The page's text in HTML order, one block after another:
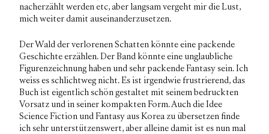
nacherzählt werden etc, aber langsam vergeht mir die Lust,
mich weiter damit auseinanderzusetzen.
Der Wald der verlorenen Schatten könnte eine packende
Geschichte erzählen. Der Band könnte eine unglaubliche
Figurenzeichnung haben und sehr packende Fantasy sein. Ich
weiss es schlichtweg nicht. Es ist irgendwie frustrierend, das
Buch ist eigentlich schön gestaltet mit seinem bedruckten
Vorsatz und in seiner kompakten Form. Auch die Idee
Science Fiction und Fantasy aus Korea zu übersetzen finde
ich sehr unterstützenswert, aber alleine damit ist es nun mal